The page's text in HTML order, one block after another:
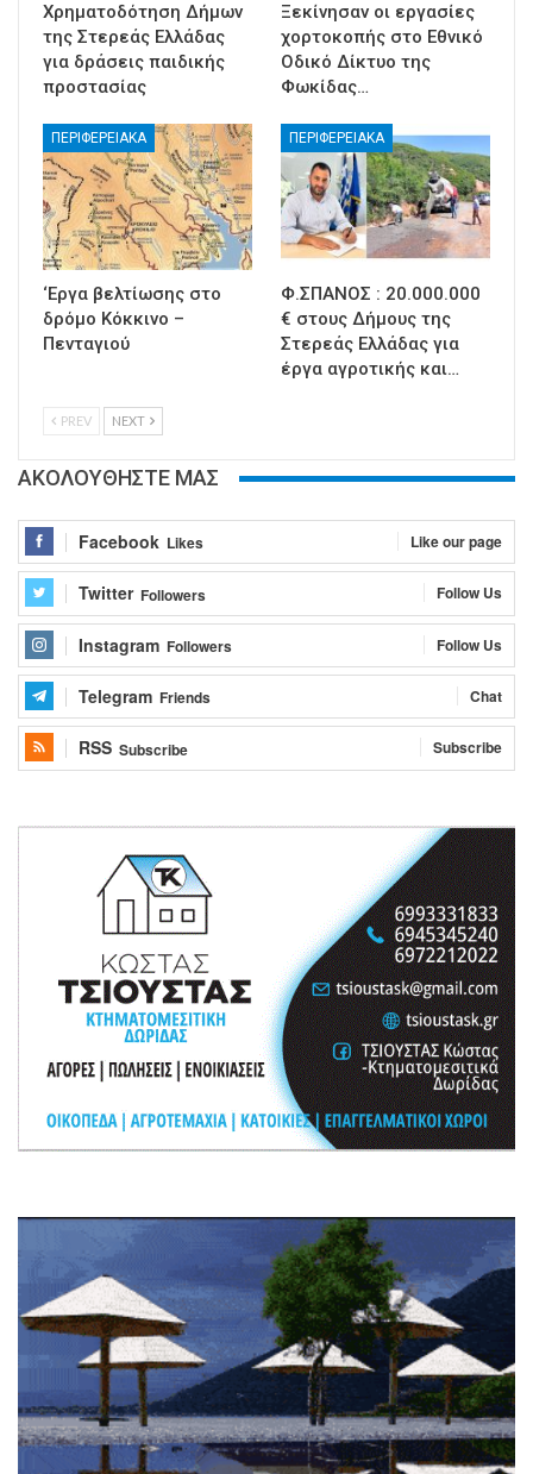
Χρηματοδότηση Δήμων
της Στερεάς Ελλάδας
για δράσεις παιδικής
προστασίας
Ξεκίνησαν οι εργασίες
χορτοκοπής στο Εθνικό
Οδικό Δίκτυο της
Φωκίδας…
ΠΕΡΙΦΕΡΕΙΑΚΑ
‘Εργα βελτίωσης στο
δρόμο Κόκκινο –
Πενταγιού
ΠΕΡΙΦΕΡΕΙΑΚΑ
Φ.ΣΠΑΝΟΣ : 20.000.000
€ στους Δήμους της
Στερεάς Ελλάδας για
έργα αγροτικής και…
PREV NEXT
ΑΚΟΛΟΥΘΗΣΤΕ ΜΑΣ
Facebook Likes Like our page
Twitter Followers Follow Us
Instagram Followers Follow Us
Telegram Friends Chat
RSS Subscribe Subscribe